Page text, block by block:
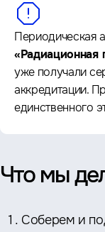
Периодическая
«Радиационная
уже получали
аккредитации.
единственного
Что мы
Соберем и